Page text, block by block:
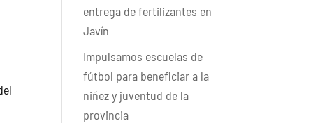
entrega de fertilizantes en
Javín
Impulsamos escuelas de
fútbol para beneficiar a la
niñez y juventud de la
provincia